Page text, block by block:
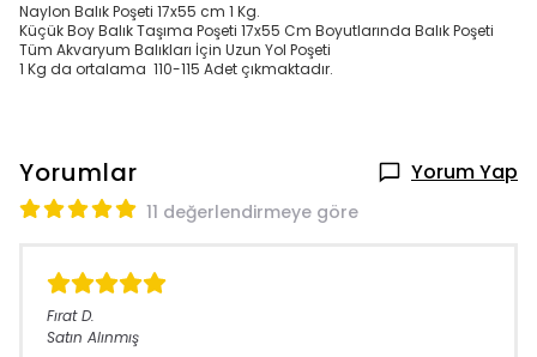
Naylon Balık Poşeti 17x55 cm 1 Kg.
Küçük Boy Balık Taşıma Poşeti 17x55 Cm Boyutlarında Balık Poşeti
Tüm Akvaryum Balıkları İçin Uzun Yol Poşeti
1 Kg da ortalama 110-115 Adet çıkmaktadır.
Yorumlar Yorum Yap
11 değerlendirmeye göre
Fırat D.
Satın Alınmış